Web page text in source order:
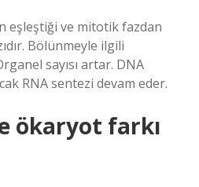
eşleştiği ve mitotik fazdan
Bölünmeyle ilgili
sayısı artar. DNA
RNA sentezi devam eder.
ökaryot farkı